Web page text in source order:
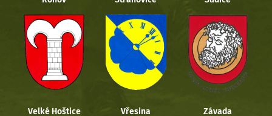
Velké Hoštice Vřesina Závada